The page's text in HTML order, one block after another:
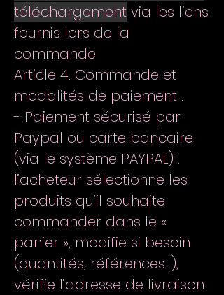
téléchargement via les liens
fournis lors de la
commande
Article 4. Commande et
modalités de paiement .
- Paiement sécurisé par
Paypal ou carte bancaire
(via le système PAYPAL) :
l’acheteur sélectionne les
produits qu’il souhaite
commander dans le «
panier », modifie si besoin
(quantités, références…),
vérifie l’adresse de livraison